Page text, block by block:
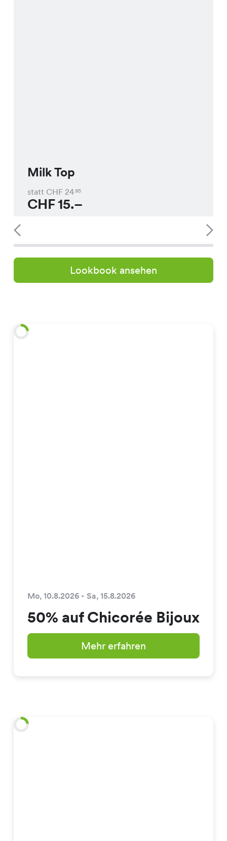
Milk Top
statt CHF 2495
CHF15.–
Lookbook ansehen
Mo, 10.8.2026 - Sa, 15.8.2026
50% auf Chicorée Bijoux
Mehr erfahren